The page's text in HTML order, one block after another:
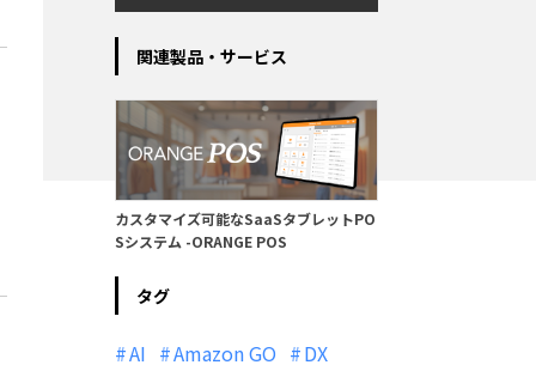
関連製品・サービス
カスタマイズ可能なSaaSタブレットPO
Sシステム -ORANGE POS
タグ
AI Amazon GO
DX